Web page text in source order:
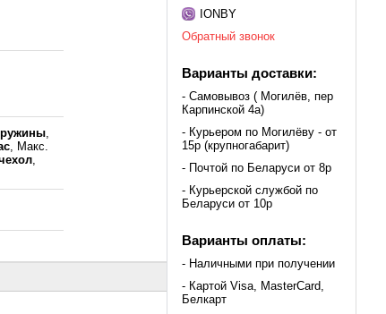
,
, Макс.
,
IONBY
Обратный звонок
Варианты доставки:
- Самовывоз ( Могилёв, пер
Карпинской 4а)
- Курьером по Могилёву - от
15р (крупногабарит)
- Почтой по Беларуси от 8р
- Курьерской службой по
Беларуси от 10р
Варианты оплаты:
- Наличными при получении
- Картой Visa, MasterCard,
Белкарт